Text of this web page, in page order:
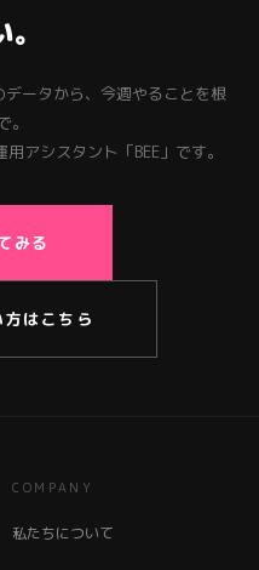
ータから、今週やることを根
。
アシスタント「BEE」です。
みる
はこちら
COMPANY
私たちについて